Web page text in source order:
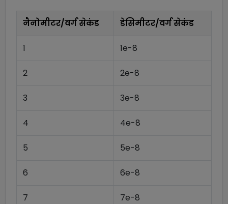
नैनोमीटर/वर्ग सेकंड डेसिमीटर/वर्ग सेकंड
1 1e-8
2 2e-8
3 3e-8
4 4e-8
5 5e-8
6 6e-8
7 7e-8